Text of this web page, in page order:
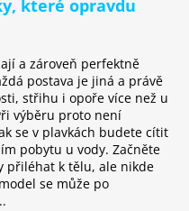
které opravdu
a zároveň perfektně
postava je jiná a právě
střihu i opoře více než u
výběru proto není
se v plavkách budete cítit
pobytu u vody. Začněte
přiléhat k tělu, ale nikde
se může po